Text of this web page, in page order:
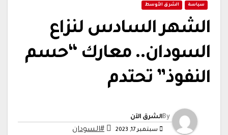
سياسة الشرق الأوسط
الشهر السادس لنزاع
السودان.. معارك “حسم
النفوذ” تحتدم
Byالشرق الآن
سبتمبر 17, 2023 #السودان